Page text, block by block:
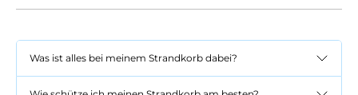
Was ist alles bei meinem Strandkorb dabei?